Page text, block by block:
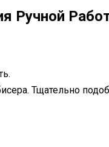
Ручной
Тщательно